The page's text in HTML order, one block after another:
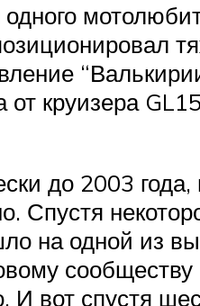
круизера
до 2003 года,
Спустя
на одной из
вот спустя